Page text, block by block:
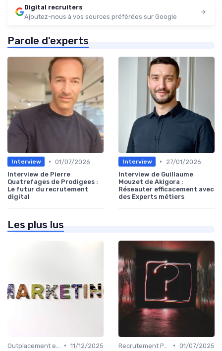
Digital recruiters
Ajoutez-nous à vos sources préférées sur Google
Parole d'experts
Interview • 01/07/2026
Interview de Pierre
Quatrefages de Prodigees :
Le futur du recrutement
digital
Interview •
27/01/2026
Interview de Guillaume
Mouzet de Akigora :
Réseauter efficacement avec
des Experts métiers
Les plus lus
• 11/12/2025
• 01/07/2025